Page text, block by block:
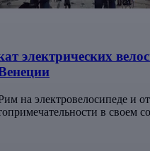
электрических
на электровелосипеде и
в своем